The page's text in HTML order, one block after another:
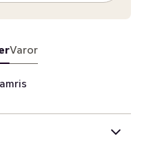
Varor